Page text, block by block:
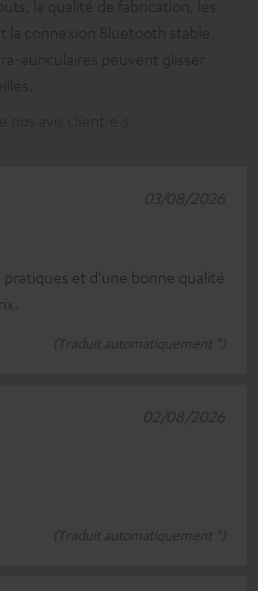
pratiques et d'une bonne qualité
(Traduit automatiquement *)
03/08/2026
(Traduit automatiquement *)
02/08/2026